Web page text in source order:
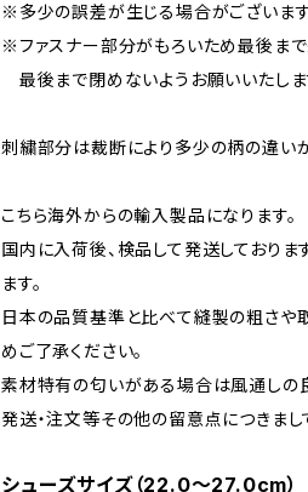
※多少の誤差が生じる場合がございます
※ファスナー部分がもろいため最後ま
最後まで閉めないようお願いいたしま
刺繍部分は裁断により多少の柄の違い
こちら海外からの輸入製品になります。
国内に入荷後、検品して発送しており
ます。
日本の品質基準と比べて縫製の粗さや
めご了承ください。
素材特有の匂いがある場合は風通しの
発送・注文等その他の留意点につきま
シューズサイズ（22.0～27.0cm）